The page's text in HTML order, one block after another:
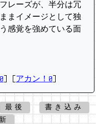
レーズが、半分は冗
まイメージとして独
感覚を強めている面
アカン！0
最後
書き込み